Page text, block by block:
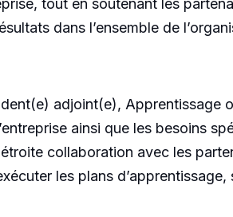
dans l’ensemble de
adjoint(e),
ainsi que les besoins
collaboration avec les
les plans